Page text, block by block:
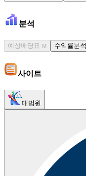
분석
예상배당표 M 수익률분석
사이트
대법원